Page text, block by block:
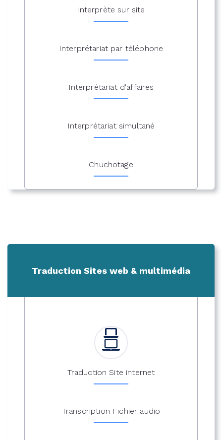
Interprète sur site
Interprétariat par téléphone
Interprétariat d'affaires
Interprétariat simultané
Chuchotage
Traduction Sites web & multimédia
Traduction Site internet
Transcription Fichier audio